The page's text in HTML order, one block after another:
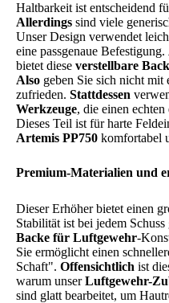
Haltbarkeit ist entscheidend
Allerdings sind viele
Unser Design verwendet
eine passgenaue Befestigung.
bietet diese verstellbare
Also geben Sie sich nicht
zufrieden. Stattdessen
Werkzeuge, die einen
Dieses Teil ist für harte
Artemis PP750 komfortabel
Premium-Materialien und
Dieser Erhöher bietet einen
Stabilität ist bei jedem Schuss
Backe für Luftgewehr-
Sie ermöglicht einen
Schaft". Offensichtlich ist
warum unserLuftgewehr-
sind glatt bearbeitet, um